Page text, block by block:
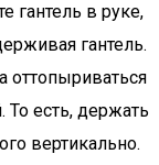
гантель в руке,
гантель.
оттопыриваться
То есть, держать
вертикально.